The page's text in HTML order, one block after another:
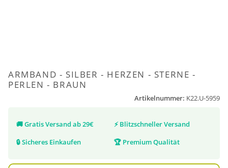
ARMBAND - SILBER - HERZEN - STERNE -
PERLEN - BRAUN
Artikelnummer: K22.U-5959
🚚Gratis Versand ab 29€ ⚡ Blitzschneller Versand
🔒Sicheres Einkaufen 🏆 Premium Qualität